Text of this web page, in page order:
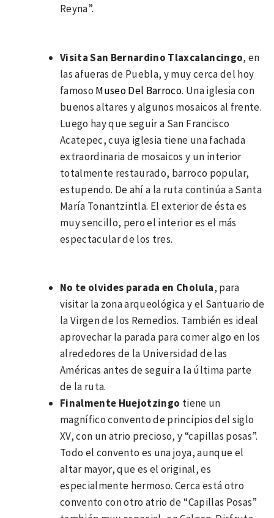
Reyna”.
Visita San Bernardino Tlaxcalancingo, en
las afueras de Puebla, y muy cerca del hoy
famoso Museo Del Barroco. Una iglesia con
buenos altares y algunos mosaicos al frente.
Luego hay que seguir a San Francisco
Acatepec, cuya iglesia tiene una fachada
extraordinaria de mosaicos y un interior
totalmente restaurado, barroco popular,
estupendo. De ahí a la ruta continúa a Santa
María Tonantzintla. El exterior de ésta es
muy sencillo, pero el interior es el más
espectacular de los tres.
No te olvides parada en Cholula, para
visitar la zona arqueológica y el Santuario de
la Virgen de los Remedios. También es ideal
aprovechar la parada para comer algo en los
alrededores de la Universidad de las
Américas antes de seguir a la última parte
de la ruta.
Finalmente Huejotzingo tiene un
magnífico convento de principios del siglo
XV, con un atrio precioso, y “capillas posas”.
Todo el convento es una joya, aunque el
altar mayor, que es el original, es
especialmente hermoso. Cerca está otro
convento con otro atrio de “Capillas Posas”